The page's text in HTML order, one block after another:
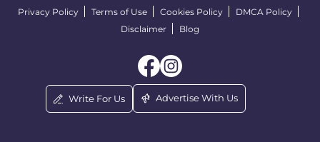
Privacy Policy Terms of Use Cookies Policy
DMCA Policy
Disclaimer
Blog
Write For Us Advertise With Us